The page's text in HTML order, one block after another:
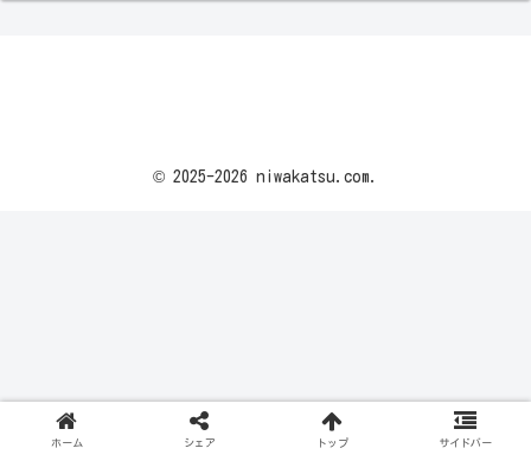
© 2025-2026 niwakatsu.com.
ホーム シェア トップ サイドバー